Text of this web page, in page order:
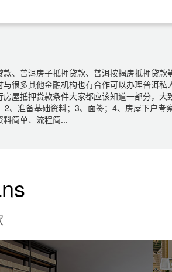
、普洱房子抵押贷款、普洱按揭房抵押贷
很多其他金融机构也有合作可以办理普洱
屋抵押贷款条件大家都应该知道一部分，
准备基础资料；3、面签；4、房屋下户
简单、流程简...